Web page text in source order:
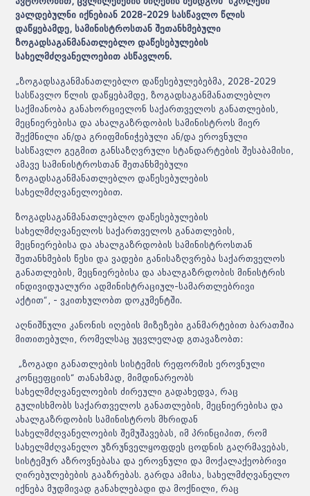
ვალდებულნი იქნებიან 2028-2029 სასწავლო წლის
დაწყებამდე, სამინისტროსთან შეთანხმებული
ზოგადსაგანმანათლებლო დაწესებულების
სახელმძღვანელოებით ასწავლონ.
„ზოგადსაგანმანათლებლო დაწესებულებებმა, 2028-2029
სასწავლო წლის დაწყებამდე, ზოგადსაგანმანათლებლო
საქმიანობა განახორციელონ საქართველოს განათლების,
მეცნიერებისა და ახალგაზრდობის სამინისტროს მიერ
შექმნილი ან/და გრიფმინიჭებული ან/და ეროვნული
სასწავლო გეგმით განსაზღვრული სტანდარტების შესაბამისი,
ამავე სამინისტროსთან შეთანხმებული
ზოგადსაგანმანათლებლო დაწესებულების
სახელმძღვანელოებით.
ზოგადსაგანმანათლებლო დაწესებულების
სახელმძღვანელოს საქართველოს განათლების,
მეცნიერებისა და ახალგაზრდობის სამინისტროსთან
შეთანხმების წესი და ვადები განისაზღვრება საქართველოს
განათლების, მეცნიერებისა და ახალგაზრდობის მინისტრის
ინდივიდუალური ადმინისტრაციულ-სამართლებრივი
აქტით“, - ვკითხულობთ დოკუმენტში.
აღნიშნული კანონის იღების მიზეზები განმარტებით ბარათშია
მითითებული, რომელსაც უცვლელად გთავაზობთ:
„ზოგადი განათლების სისტემის რეფორმის ეროვნული
კონცეფციის“ თანახმად, მიმდინარეობს
სახელმძღვანელოების ძირეული გადახედვა, რაც
გულისხმობს საქართველოს განათლების, მეცნიერებისა და
ახალგაზრდობის სამინისტროს მხრიდან
სახელმძღვანელოების შემუშავებას, იმ პრინციპით, რომ
სახელმძღვანელო უზრუნველყოფდეს ცოდნის გაღრმავებას,
სისტემურ აზროვნებასა და ეროვნული და მოქალაქეობრივი
ღირებულებების გააზრებას. გარდა ამისა, სახელმძღვანელო
იქნება მუდმივად განახლებადი და მოქნილი, რაც